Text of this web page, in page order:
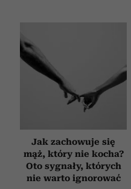
Jak zachowuje się
mąż, który nie kocha?
Oto sygnały, których
nie warto ignorować